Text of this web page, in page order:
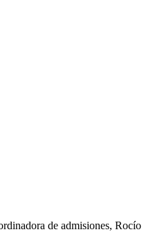
de admisiones, Rocío